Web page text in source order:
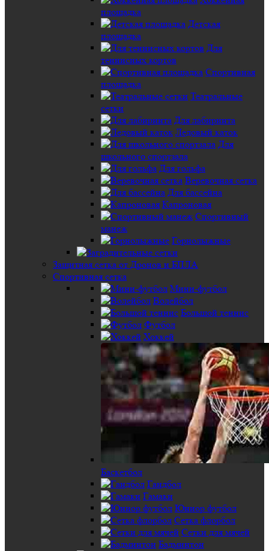
площадка
Детская
площадка
Для
теннисных кортов
Спортивная
площадка
Театральные
сетки
Для лабиринта
Ледовый каток
Для
школьного спортзала
Для гольфа
Веревочная сетка
Для бассейна
Капроновая
Спортивный
манеж
Горнолыжные
Защитная сетка от Дронов и БПЛА
Спортивная сетка
Мини-футбол
Волейбол
Большой теннис
Футбол
Хоккей
Баскетбол
Гандбол
Гамаки
Юниор футбол
Сетка флорбол
Сетки для мячей
Бадминтон